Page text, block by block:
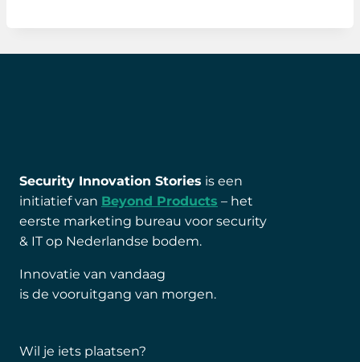
Security Innovation Stories is een
initiatief van Beyond Products – het
eerste marketing bureau voor security
& IT op Nederlandse bodem.
Innovatie van vandaag
is de vooruitgang van morgen.
Wil je iets plaatsen?